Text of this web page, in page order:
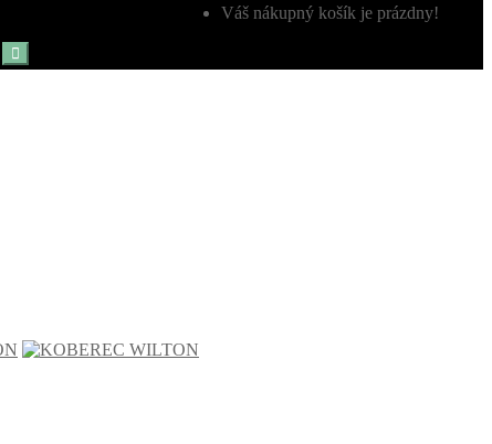
Váš nákupný košík je prázdny!